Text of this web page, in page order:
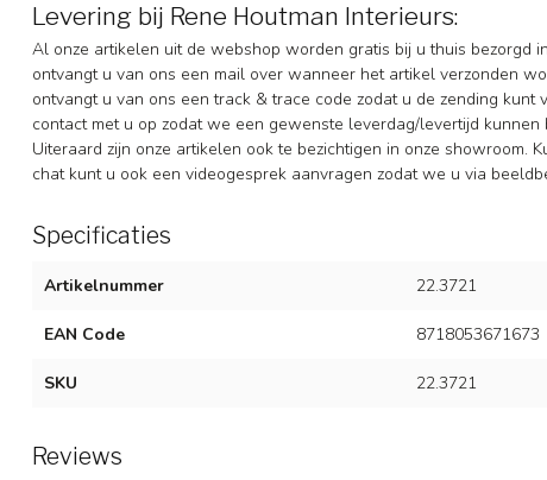
Levering bij Rene Houtman Interieurs:
Al onze artikelen uit de webshop worden gratis bij u thuis bezorgd
ontvangt u van ons een mail over wanneer het artikel verzonden
ontvangt u van ons een track & trace code zodat u de zending kunt
contact met u op zodat we een gewenste leverdag/levertijd kunnen
Uiteraard zijn onze artikelen ook te bezichtigen in onze showroom.
chat kunt u ook een videogesprek aanvragen zodat we u via
Specificaties
Artikelnummer 22.3721
EAN Code 8718053671673
SKU 22.3721
Reviews